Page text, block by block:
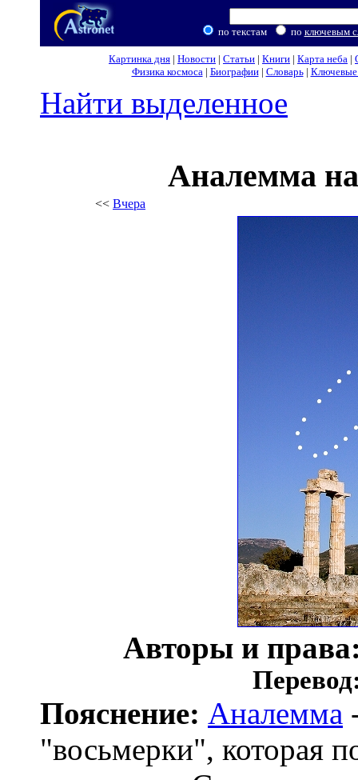
по текстам по ключевым
Картинка дня | Новости | Статьи | Книги | Карта неба |
Физика космоса| Биографии| Словарь| Ключевые
Найти выделенное
Аналемма
<< Вчера
Авторы и
Пояснение: Аналемма
"восьмерки", которая